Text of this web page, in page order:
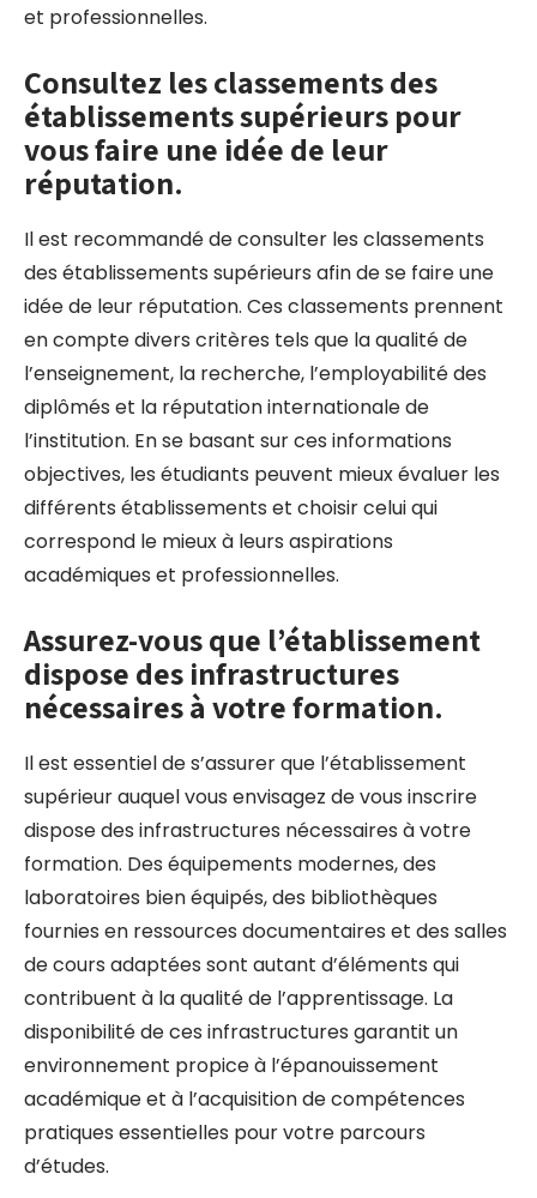
et professionnelles.
Consultez les classements des
établissements supérieurs pour
vous faire une idée de leur
réputation.
Il est recommandé de consulter les classements
des établissements supérieurs afin de se faire une
idée de leur réputation. Ces classements prennent
en compte divers critères tels que la qualité de
l’enseignement, la recherche, l’employabilité des
diplômés et la réputation internationale de
l’institution. En se basant sur ces informations
objectives, les étudiants peuvent mieux évaluer les
différents établissements et choisir celui qui
correspond le mieux à leurs aspirations
académiques et professionnelles.
Assurez-vous que l’établissement
dispose des infrastructures
nécessaires à votre formation.
Il est essentiel de s’assurer que l’établissement
supérieur auquel vous envisagez de vous inscrire
dispose des infrastructures nécessaires à votre
formation. Des équipements modernes, des
laboratoires bien équipés, des bibliothèques
fournies en ressources documentaires et des salles
de cours adaptées sont autant d’éléments qui
contribuent à la qualité de l’apprentissage. La
disponibilité de ces infrastructures garantit un
environnement propice à l’épanouissement
académique et à l’acquisition de compétences
pratiques essentielles pour votre parcours
d’études.